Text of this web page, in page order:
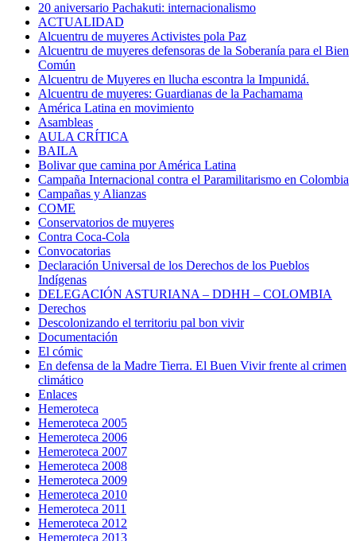
20 aniversario Pachakuti: internacionalismo
ACTUALIDAD
Alcuentru de muyeres Activistes pola Paz
Alcuentru de muyeres defensoras de la Soberanía para el Bien
Común
Alcuentru de Muyeres en llucha escontra la Impunidá.
Alcuentru de muyeres: Guardianas de la Pachamama
América Latina en movimiento
Asambleas
AULA CRÍTICA
BAILA
Bolivar que camina por América Latina
Campaña Internacional contra el Paramilitarismo en Colombia
Campañas y Alianzas
COME
Conservatorios de muyeres
Contra Coca-Cola
Convocatorias
Declaración Universal de los Derechos de los Pueblos
Indígenas
DELEGACIÓN ASTURIANA – DDHH – COLOMBIA
Derechos
Descolonizando el territoriu pal bon vivir
Documentación
El cómic
En defensa de la Madre Tierra. El Buen Vivir frente al crimen
climático
Enlaces
Hemeroteca
Hemeroteca 2005
Hemeroteca 2006
Hemeroteca 2007
Hemeroteca 2008
Hemeroteca 2009
Hemeroteca 2010
Hemeroteca 2011
Hemeroteca 2012
Hemeroteca 2013